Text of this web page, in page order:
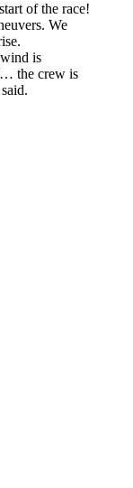
of the race!
We
is
the crew is